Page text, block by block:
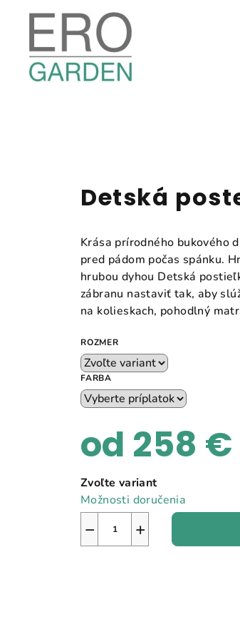
Detská
Krása prírodného bukového
pred pádom počas spánku.
hrubou dyhou Detská
zábranu nastaviť tak, aby
na kolieskach, pohodlný
ROZMER
FARBA
od 258 €
Jednotková
cena:
Zvoľte variant
Možnosti doručenia
+
−